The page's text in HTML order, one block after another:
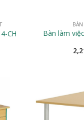
CH
Bàn làm